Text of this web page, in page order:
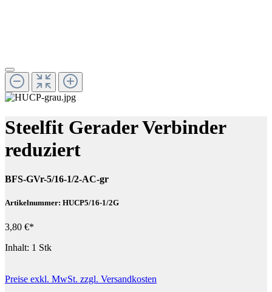
Steelfit Gerader Verbinder
reduziert
BFS-GVr-5/16-1/2-AC-gr
Artikelnummer: HUCP5/16-1/2G
3,80 €*
Inhalt: 1 Stk
Preise exkl. MwSt. zzgl. Versandkosten